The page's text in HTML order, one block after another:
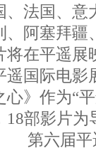
法国、意
阿塞拜疆
将在平
国际电影
》作为“
部影片
第六届平